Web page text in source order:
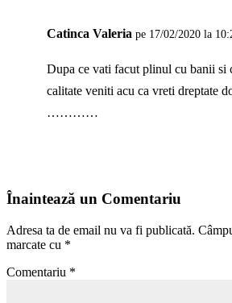
Catinca Valeria pe 17/02/2020 la
Dupa ce vati facut plinul cu banii si
calitate veniti acu ca vreti dreptate
…………
Înaintează un Comentariu
Adresa ta de email nu va fi publicată.
marcate cu *
Comentariu *